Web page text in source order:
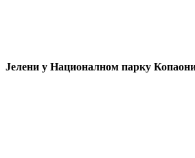
Јелени у Националном парку